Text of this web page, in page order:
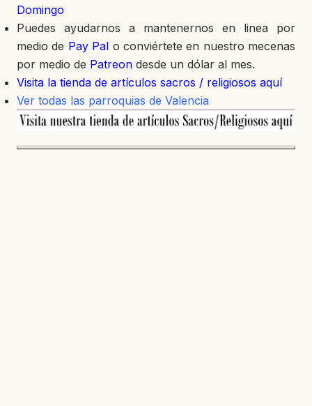
Domingo
Puedes ayudarnos a mantenernos en linea por
medio de Pay Pal o conviértete en nuestro mecenas
por medio de Patreon desde un dólar al mes.
Visita la tienda de artículos sacros / religiosos aquí
Ver todas las parroquias de Valencia